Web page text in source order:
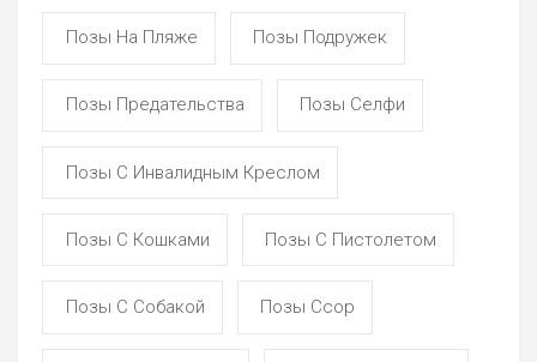
Позы На Пляже Позы Подружек
Позы Предательства Позы Селфи
Позы С Инвалидным Креслом
Позы С Кошками Позы С Пистолетом
Позы С Собакой Позы Ссор